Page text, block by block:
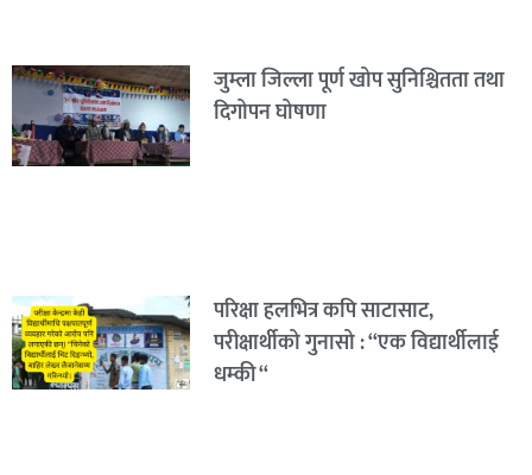
जुम्ला जिल्ला पूर्ण खोप सुनिश्चितता तथा
दिगोपन घोषणा
परिक्षा हलभित्र कपि साटासाट,
परीक्षार्थीको गुनासो : “एक विद्यार्थीलाई
धम्की “